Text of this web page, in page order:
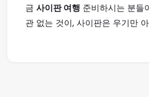
금 사이판 여행 준비하시는 분들
관 없는 것이, 사이판은 우기만